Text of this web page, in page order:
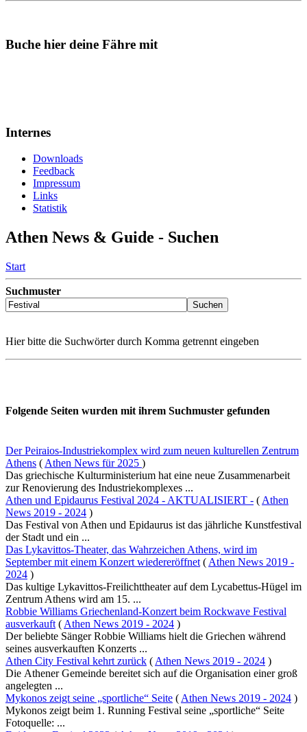
Buche hier deine Fähre mit
Internes
Downloads
Feedback
Impressum
Links
Statistik
Athen News & Guide - Suchen
Start
Suchmuster
Hier bitte die Suchwörter durch Komma getrennt eingeben
Folgende Seiten wurden mit ihrem Suchmuster gefunden
Der Peiraios-Industriekomplex wird zum neuen kulturellen Zentrum
Athens ( Athen News für 2025 )
Das griechische Kulturministerium hat eine neue Zusammenarbeit
zur Renovierung des Industriekomplexes ...
Athen und Epidaurus Festival 2024 - AKTUALISIERT - ( Athen
News 2019 - 2024 )
Das Festival von Athen und Epidaurus ist das jährliche Kunstfestival
der Stadt und ein ...
Das Lykavittos-Theater, das Wahrzeichen Athens, wird im
September mit einem Konzert wiedereröffnet ( Athen News 2019 -
2024 )
Das kultige Lykavittos-Freilichttheater auf dem Lycabettus-Hügel im
Zentrum Athens wird am 15. ...
Robbie Williams Griechenland-Konzert beim Rockwave Festival
ausverkauft ( Athen News 2019 - 2024 )
Der beliebte Sänger Robbie Williams hielt die Griechen während
seines ausverkauften Konzerts ...
Athen City Festival kehrt zurück ( Athen News 2019 - 2024 )
Die Athener Gemeinde bereitet sich auf die Organisation einer groß
angelegten ...
Mykonos zeigt seine „sportliche“ Seite ( Athen News 2019 - 2024 )
Mykonos zeigt beim 1. Running Festival seine „sportliche“ Seite
Fotoquelle: ...